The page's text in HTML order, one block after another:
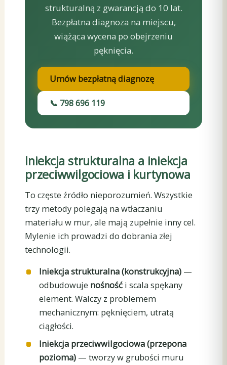
strukturalną z gwarancją do 10 lat.
Bezpłatna diagnoza na miejscu,
wiążąca wycena po obejrzeniu
pęknięcia.
Umów bezpłatną diagnozę
📞 798 696 119
Iniekcja strukturalna a iniekcja
przeciwwilgociowa i kurtynowa
To częste źródło nieporozumień. Wszystkie
trzy metody polegają na wtłaczaniu
materiału w mur, ale mają zupełnie inny cel.
Mylenie ich prowadzi do dobrania złej
technologii.
Iniekcja strukturalna (konstrukcyjna)—
odbudowuje nośnośći scala spękany
element. Walczy z problemem
mechanicznym: pęknięciem, utratą
ciągłości.
Iniekcja przeciwwilgociowa (przepona
pozioma)— tworzy w grubości muru